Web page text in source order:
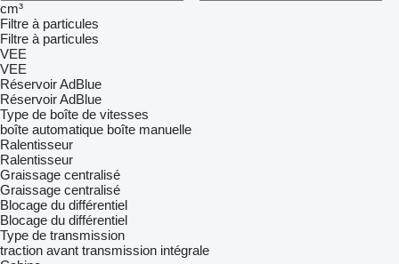
cm³
Filtre à particules
Filtre à particules
VEE
VEE
Réservoir AdBlue
Réservoir AdBlue
Type de boîte de vitesses
boîte automatique boîte manuelle
Ralentisseur
Ralentisseur
Graissage centralisé
Graissage centralisé
Blocage du différentiel
Blocage du différentiel
Type de transmission
traction avant transmission intégrale